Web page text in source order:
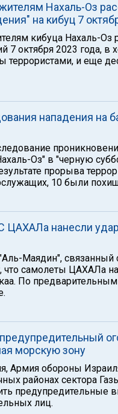
Нахаль-Оз
на кибуц 7
кибуца Нахаль-Оз
7 октября 2023 года, в
террористами, и еще
нападения на
Оз" в "черную
прорыва
10 были
ЦАХАЛа нанесли
Маядин", связанный
что самолеты ЦАХАЛа
По
морскую зону
Армия обороны
районах сектора
предупредительные
лиц.